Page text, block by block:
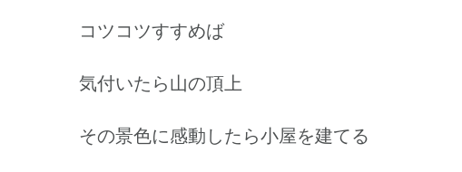
コツコツすすめば
気付いたら山の頂上
その景色に感動したら小屋を建てる